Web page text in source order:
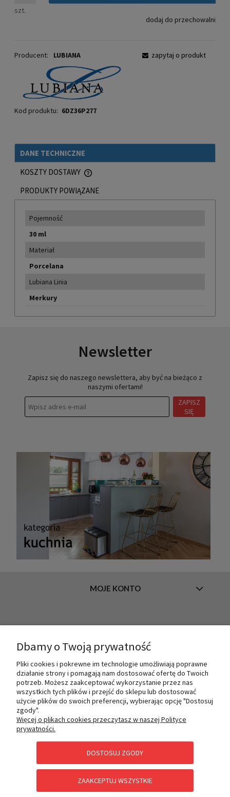
szt.
dodaj do przechowalni
Producent: LUBIANA
Kod produktu: 6DZ36P277
zapytaj o produkt
DANE TECHNICZNE
KOSZTY DOSTAWY
CENA NIE ZAWIERA EWENTUALNYCH KOSZTÓW PŁATNOŚCI
PRODUKTY POWIĄZANE
Pojemność
30 ml
Materiał
Porcelana
Lubiana Linia
Merkury
Newsletter
Zapisz się do naszego newslettera, aby być na bieżąco z
naszymi ofertami!
ZAPISZ
SIĘ
MOJE KONTO
INFORMACJE
O NAS
POMOC
Dbamy o Twoją prywatność
Pliki cookies i pokrewne im technologie umożliwiają poprawne
działanie strony i pomagają nam dostosować ofertę do Twoich
potrzeb. Możesz zaakceptować wykorzystanie przez nas
wszystkich tych plików i przejść do sklepu lub dostosować
użycie plików do swoich preferencji, wybierając opcję "Dostosuj
zgody".
Więcej o plikach cookies przeczytasz w naszej Polityce
prywatności.
DOSTOSUJ ZGODY
ZAAKCEPTUJ WSZYSTKIE